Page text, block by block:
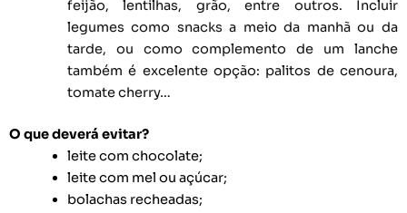
feijão, lentilhas, grão, entre outros. Incluir
legumes como snacks a meio da manhã ou da
tarde, ou como complemento de um lanche
também é excelente opção: palitos de cenoura,
tomate cherry…
O que deverá evitar?
leite com chocolate;
leite com mel ou açúcar;
bolachas recheadas;